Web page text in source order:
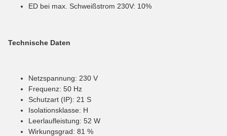
ED bei max. Schweißstrom 230V: 10%
Technische Daten
Netzspannung: 230 V
Frequenz: 50 Hz
Schutzart (IP): 21 S
Isolationsklasse: H
Leerlaufleistung: 52 W
Wirkungsgrad: 81 %